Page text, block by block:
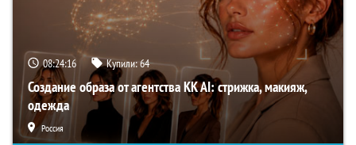
08:24:15 Купили:64
Создание образа от агентства KK AI: стрижка, макияж,
одежда
Россия